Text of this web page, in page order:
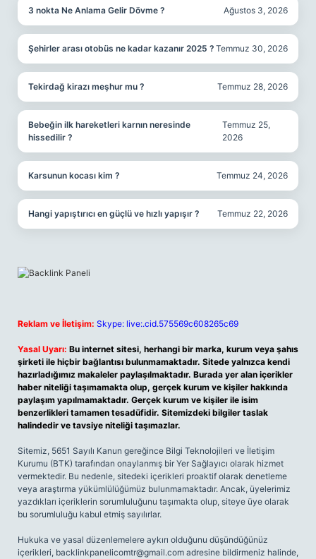
3 nokta Ne Anlama Gelir Dövme ? Ağustos 3, 2026
Şehirler arası otobüs ne kadar kazanır 2025 ? Temmuz 30, 2026
Tekirdağ kirazı meşhur mu ? Temmuz 28, 2026
Bebeğin ilk hareketleri karnın neresinde
hissedilir ?
Temmuz 25,
2026
Karsunun kocası kim ? Temmuz 24, 2026
Hangi yapıştırıcı en güçlü ve hızlı yapışır ? Temmuz 22, 2026
Reklam ve İletişim: Skype: live:.cid.575569c608265c69
Yasal Uyarı: Bu internet sitesi, herhangi bir marka, kurum veya şahıs
şirketi ile hiçbir bağlantısı bulunmamaktadır. Sitede yalnızca kendi
hazırladığımız makaleler paylaşılmaktadır. Burada yer alan içerikler
haber niteliği taşımamakta olup, gerçek kurum ve kişiler hakkında
paylaşım yapılmamaktadır. Gerçek kurum ve kişiler ile isim
benzerlikleri tamamen tesadüfidir. Sitemizdeki bilgiler taslak
halindedir ve tavsiye niteliği taşımazlar.
Sitemiz, 5651 Sayılı Kanun gereğince Bilgi Teknolojileri ve İletişim
Kurumu (BTK) tarafından onaylanmış bir Yer Sağlayıcı olarak hizmet
vermektedir. Bu nedenle, sitedeki içerikleri proaktif olarak denetleme
veya araştırma yükümlülüğümüz bulunmamaktadır. Ancak, üyelerimiz
yazdıkları içeriklerin sorumluluğunu taşımakta olup, siteye üye olarak
bu sorumluluğu kabul etmiş sayılırlar.
Hukuka ve yasal düzenlemelere aykırı olduğunu düşündüğünüz
içerikleri, backlinkpanelicomtr@gmail.com adresine bildirmeniz halinde,